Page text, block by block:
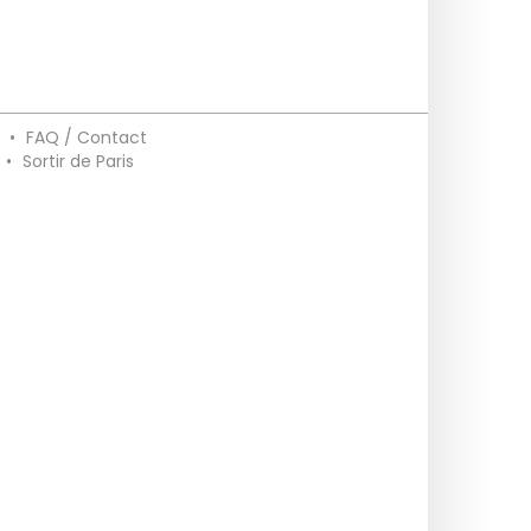
• FAQ / Contact
• Sortir de Paris